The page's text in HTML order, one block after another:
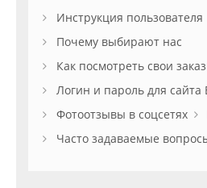
Инструкция пользователя
Почему выбирают нас
Как посмотреть свои
Логин и пароль для сайта
Фотоотзывы в соцсетях
Часто задаваемые